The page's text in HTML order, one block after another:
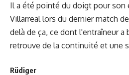
Il a été pointé du doigt pour son
Villarreal lors du dernier match
delà de ça, ce dont l'entraîneur a
retrouve de la continuité et une
Rüdiger